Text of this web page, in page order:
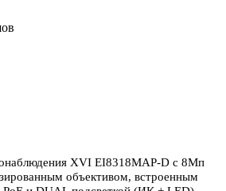
XVI EI8318MAP-D с 8Мп
объективом, встроенным